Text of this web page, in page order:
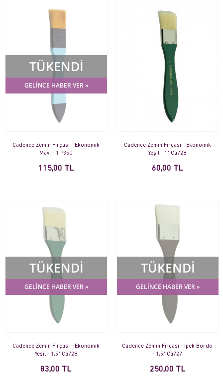
TÜKENDİ
GELİNCE HABER VER »
Cadence Zemin Fırçası - Ekonomik
Mavi - 1 P350
115,00 TL
Cadence Zemin Fırçası - Ekonomik
Yeşil - 1" Ca728
60,00 TL
TÜKENDİ
GELİNCE HABER VER »
Cadence Zemin Fırçası - Ekonomik
Yeşil - 1,5" Ca728
83,00 TL
TÜKENDİ
GELİNCE HABER VER »
Cadence Zemin Fırçası - İpek Bordo
- 1,5" Ca727
250,00 TL